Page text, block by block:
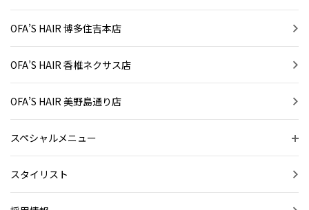
OFA’S HAIR 博多住吉本店
OFA’S HAIR 香椎ネクサス店
OFA’S HAIR 美野島通り店
スペシャルメニュー
スタイリスト